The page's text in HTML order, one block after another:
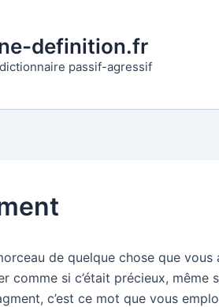
definition.fr
passif-agressif
de quelque chose que
comme si c’était précieux, même
c’est ce mot que vous